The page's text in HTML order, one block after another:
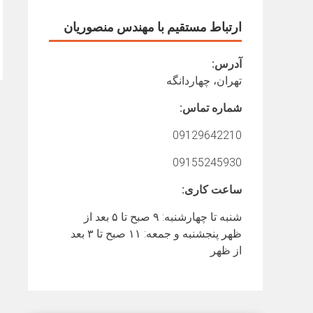
ارتباط مستقیم با مهندس منصوریان
آدرس:
تهران، چهاردانگه
شماره تماس:
09129642210
09155245930
ساعت کاری:
شنبه تا چهارشنبه: ۹ صبح تا ۵ بعد از
ظهر پنجشنبه و جمعه: ۱۱ صبح تا ۳ بعد
از ظهر